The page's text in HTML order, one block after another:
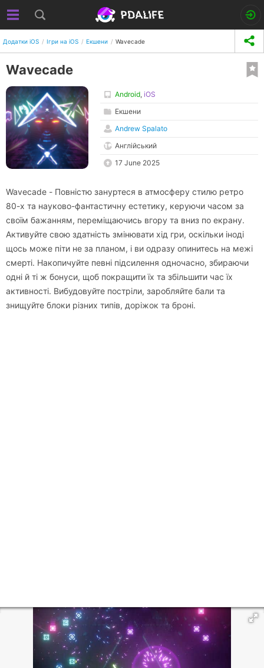
Додатки iOS Ігри на iOS Екшени Wavecade
Wavecade
Android, iOS
Екшени
Andrew Spalato
Англійський
17 June 2025
Wavecade - Повністю зануртеся в атмосферу стилю ретро
80-х та науково-фантастичну естетику, керуючи часом за
своїм бажанням, переміщаючись вгору та вниз по екрану.
Активуйте свою здатність змінювати хід гри, оскільки іноді
щось може піти не за планом, і ви одразу опинитесь на межі
смерті. Накопичуйте певні підсилення одночасно, збираючи
одні й ті ж бонуси, щоб покращити їх та збільшити час їх
активності. Вибудовуйте постріли, заробляйте бали та
знищуйте блоки різних типів, доріжок та броні.